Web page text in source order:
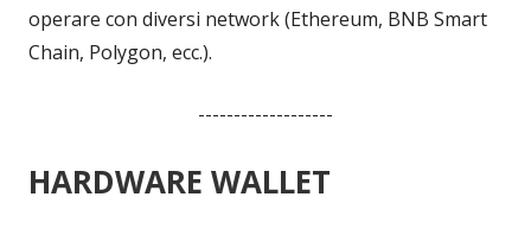
operare con diversi network (Ethereum, BNB Smart
Chain, Polygon, ecc.).
-------------------
HARDWARE WALLET